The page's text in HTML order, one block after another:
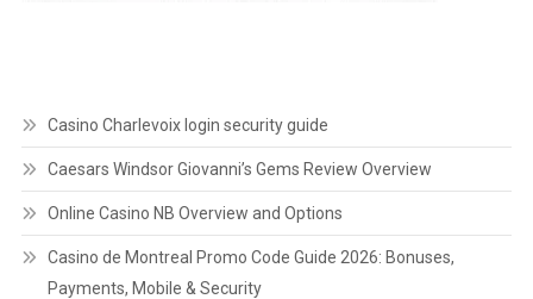
Casino Charlevoix login security guide
Caesars Windsor Giovanni’s Gems Review Overview
Online Casino NB Overview and Options
Casino de Montreal Promo Code Guide 2026: Bonuses,
Payments, Mobile & Security